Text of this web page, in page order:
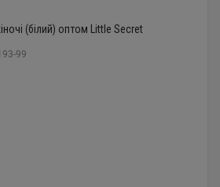
(білий) оптом Little Secret
99